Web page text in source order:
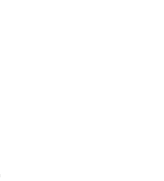
Life Sciences Cloud para
on y el paquete gestionado Life
o contenido para
de modo que los
puedan registrar productos,